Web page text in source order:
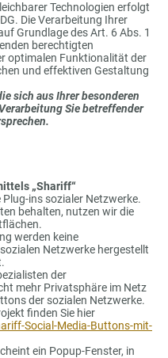
Technologien erfolgt
Die Verarbeitung Ihrer
Grundlage des Art. 6 Abs. 1
berechtigten
optimalen Funktionalität der
und effektiven Gestaltung
sich aus Ihrer besonderen
Sie betreffender
„Shariff“
ins sozialer Netzwerke.
behalten, nutzen wir die
werden keine
Netzwerke hergestellt
der
mehr Privatsphäre im Netz
der sozialen Netzwerke.
finden Sie hier
Social-Media-Buttons-mit-
ein Popup-Fenster, in